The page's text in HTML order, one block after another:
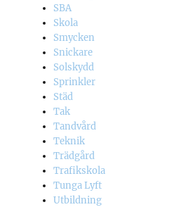
SBA
Skola
Smycken
Snickare
Solskydd
Sprinkler
Städ
Tak
Tandvård
Teknik
Trädgård
Trafikskola
Tunga Lyft
Utbildning